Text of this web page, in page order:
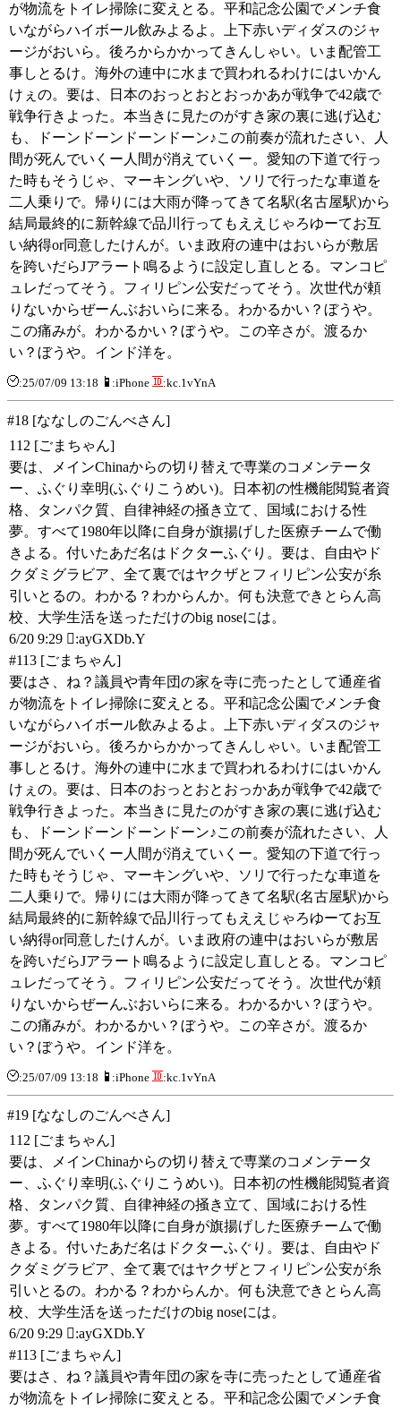
が物流をトイレ掃除に変えとる。平和記念公園でメンチ食
いながらハイボール飲みよるよ。上下赤いディダスのジャ
ージがおいら。後ろからかかってきんしゃい。いま配管工
事しとるけ。海外の連中に水まで買われるわけにはいかん
けぇの。要は、日本のおっとおとおっかあが戦争で42歳で
戦争行きよった。本当きに見たのがすき家の裏に逃げ込む
も、ドーンドーンドーンドーン♪この前奏が流れたさい、人
間が死んでいくー人間が消えていくー。愛知の下道で行っ
た時もそうじゃ、マーキングいや、ソリで行ったな車道を
二人乗りで。帰りには大雨が降ってきて名駅(名古屋駅)から
結局最終的に新幹線で品川行ってもええじゃろゆーてお互
い納得or同意したけんが。いま政府の連中はおいらが敷居
を跨いだらJアラート鳴るように設定し直しとる。マンコピ
ュレだってそう。フィリピン公安だってそう。次世代が頼
りないからぜーんぶおいらに来る。わかるかい？ぼうや。
この痛みが。わかるかい？ぼうや。この辛さが。渡るか
い？ぼうや。インド洋を。
:25/07/09 13:18 :iPhone :kc.1vYnA
#18 [ななしのごんべさん]
112 [ごまちゃん]
要は、メインChinaからの切り替えで専業のコメンテータ
ー、ふぐり幸明(ふぐりこうめい)。日本初の性機能閲覧者資
格、タンパク質、自律神経の掻き立て、国域における性
夢。すべて1980年以降に自身が旗揚げした医療チームで働
きよる。付いたあだ名はドクターふぐり。要は、自由やド
クダミグラビア、全て裏ではヤクザとフィリピン公安が糸
引いとるの。わかる？わからんか。何も決意できとらん高
校、大学生活を送っただけのbig noseには。
6/20 9:29 :ayGXDb.Y
#113 [ごまちゃん]
要はさ、ね？議員や青年団の家を寺に売ったとして通産省
が物流をトイレ掃除に変えとる。平和記念公園でメンチ食
いながらハイボール飲みよるよ。上下赤いディダスのジャ
ージがおいら。後ろからかかってきんしゃい。いま配管工
事しとるけ。海外の連中に水まで買われるわけにはいかん
けぇの。要は、日本のおっとおとおっかあが戦争で42歳で
戦争行きよった。本当きに見たのがすき家の裏に逃げ込む
も、ドーンドーンドーンドーン♪この前奏が流れたさい、人
間が死んでいくー人間が消えていくー。愛知の下道で行っ
た時もそうじゃ、マーキングいや、ソリで行ったな車道を
二人乗りで。帰りには大雨が降ってきて名駅(名古屋駅)から
結局最終的に新幹線で品川行ってもええじゃろゆーてお互
い納得or同意したけんが。いま政府の連中はおいらが敷居
を跨いだらJアラート鳴るように設定し直しとる。マンコピ
ュレだってそう。フィリピン公安だってそう。次世代が頼
りないからぜーんぶおいらに来る。わかるかい？ぼうや。
この痛みが。わかるかい？ぼうや。この辛さが。渡るか
い？ぼうや。インド洋を。
:25/07/09 13:18 :iPhone :kc.1vYnA
#19 [ななしのごんべさん]
112 [ごまちゃん]
要は、メインChinaからの切り替えで専業のコメンテータ
ー、ふぐり幸明(ふぐりこうめい)。日本初の性機能閲覧者資
格、タンパク質、自律神経の掻き立て、国域における性
夢。すべて1980年以降に自身が旗揚げした医療チームで働
きよる。付いたあだ名はドクターふぐり。要は、自由やド
クダミグラビア、全て裏ではヤクザとフィリピン公安が糸
引いとるの。わかる？わからんか。何も決意できとらん高
校、大学生活を送っただけのbig noseには。
6/20 9:29 :ayGXDb.Y
#113 [ごまちゃん]
要はさ、ね？議員や青年団の家を寺に売ったとして通産省
が物流をトイレ掃除に変えとる。平和記念公園でメンチ食